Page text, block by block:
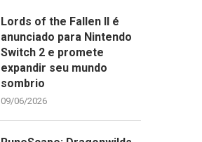
Lords of the Fallen II é
anunciado para Nintendo
Switch 2 e promete
expandir seu mundo
sombrio
09/06/2026